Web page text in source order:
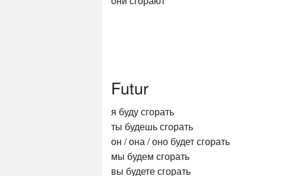
Futur
я буду сгорать
ты будешь сгорать
он / она / оно будет сгорать
мы будем сгорать
вы будете сгорать